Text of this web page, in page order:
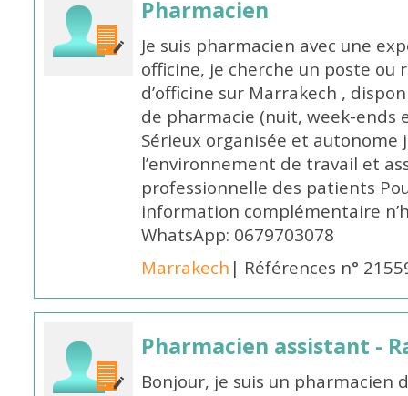
Pharmacien
Je suis pharmacien avec une
officine, je cherche un poste
d’officine sur Marrakech ,
de pharmacie (nuit, week-ends
Sérieux organisée et autonome
l’environnement de travail et
professionnelle des patients
information complémentaire
WhatsApp: 0679703078
Marrakech | Références n°
Pharmacien assistant -
Bonjour, je suis un pharmacien